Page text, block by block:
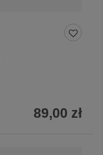
89,00 zł